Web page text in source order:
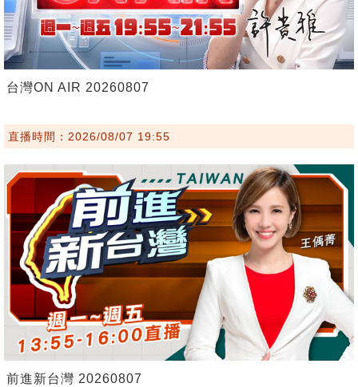
台灣ON AIR 20260807
直播時間：2026/08/07 19:55
前進新台灣 20260807